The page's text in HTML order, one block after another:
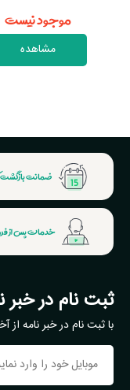
موجود نیست
مشاهده
ضمانت بازگشت
خدمات پس از
ثبت نام در خبر
با ثبت نام در خبر نامه از